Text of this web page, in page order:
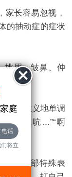
长容易忽视，
的抽动症的症状
眉、皱鼻、伸
无意义地单调
出“吭吭…”“啊
、面部特殊表
庭
将立